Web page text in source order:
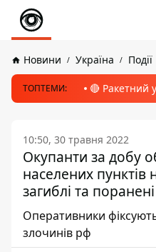
Новини Україна Події
ТОПТЕМИ: 🔴 Ракетний
10:50, 30 травня 2022
Окупанти за добу
населених пунктів
загиблі та поранені
Оперативники
злочинів рф